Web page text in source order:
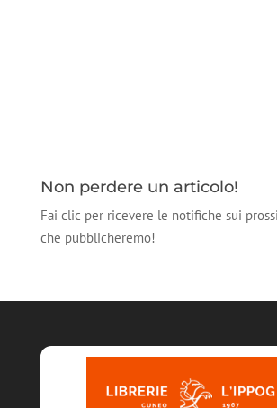
Non perdere un articolo!
Fai clic per ricevere le notifiche sui
che pubblicheremo!